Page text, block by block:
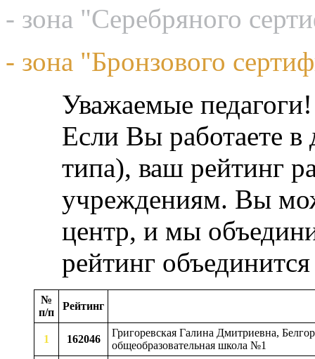
- зона "Серебряного
- зона "Бронзового
Уважаемые педагоги!
Если Вы работаете
типа), ваш рейтинг
учреждениям. Вы
центр, и мы
рейтинг
№
п/п
Рейтинг
1 162046
Григоревская Галина Дмитриевна,
общеобразовательная школа №1